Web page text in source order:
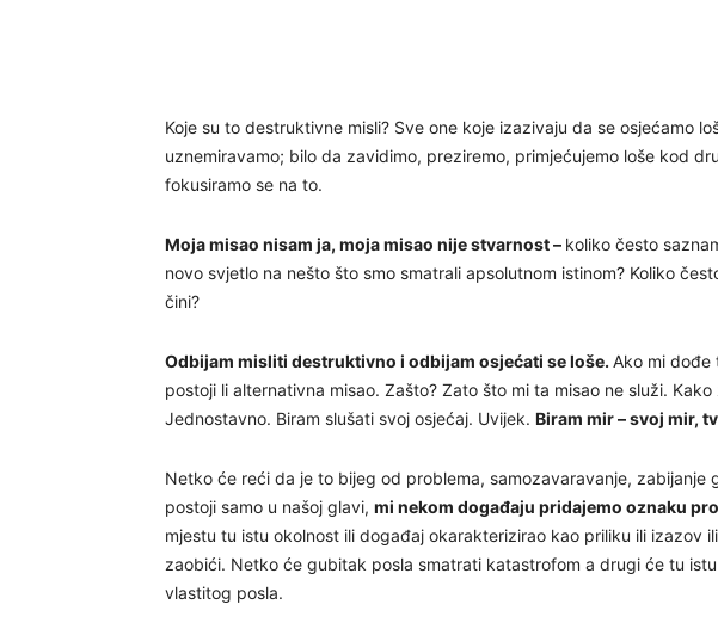
Koje su to destruktivne misli? Sve one koje izazivaju da se osjećamo
uznemiravamo; bilo da zavidimo, preziremo, primjećujemo loše kod
fokusiramo se na to.
Moja misao nisam ja, moja misao nije stvarnost – koliko često
novo svjetlo na nešto što smo smatrali apsolutnom istinom? Koliko
čini?
Odbijam misliti destruktivno i odbijam osjećati se loše. Ako mi dođe
postoji li alternativna misao. Zašto? Zato što mi ta misao ne služi.
Jednostavno. Biram slušati svoj osjećaj. Uvijek. Biram mir – svoj mir,
Netko će reći da je to bijeg od problema, samozavaravanje, zabijanje
postoji samo u našoj glavi, mi nekom događaju pridajemo oznaku
mjestu tu istu okolnost ili događaj okarakterizirao kao priliku ili izazov
zaobići. Netko će gubitak posla smatrati katastrofom a drugi će tu
vlastitog posla.